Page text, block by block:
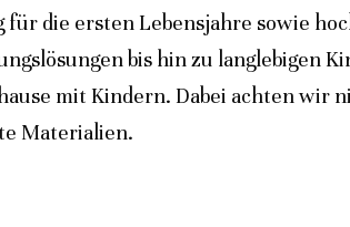
für die ersten Lebensjahre sowie
bis hin zu langlebigen
mit Kindern. Dabei achten
Materialien.